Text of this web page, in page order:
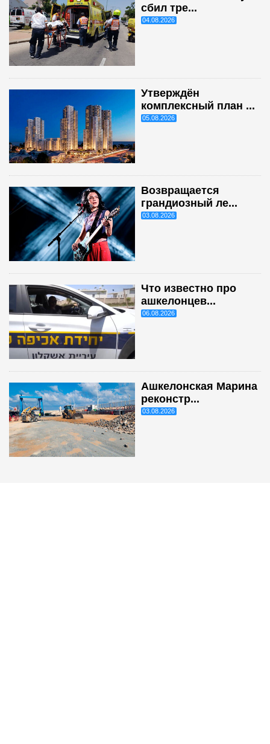
сбил тре...
04.08.2026
Утверждён
комплексный план ...
05.08.2026
Возвращается
грандиозный ле...
03.08.2026
Что известно про
ашкелонцев...
06.08.2026
Ашкелонская Марина
реконстр...
03.08.2026